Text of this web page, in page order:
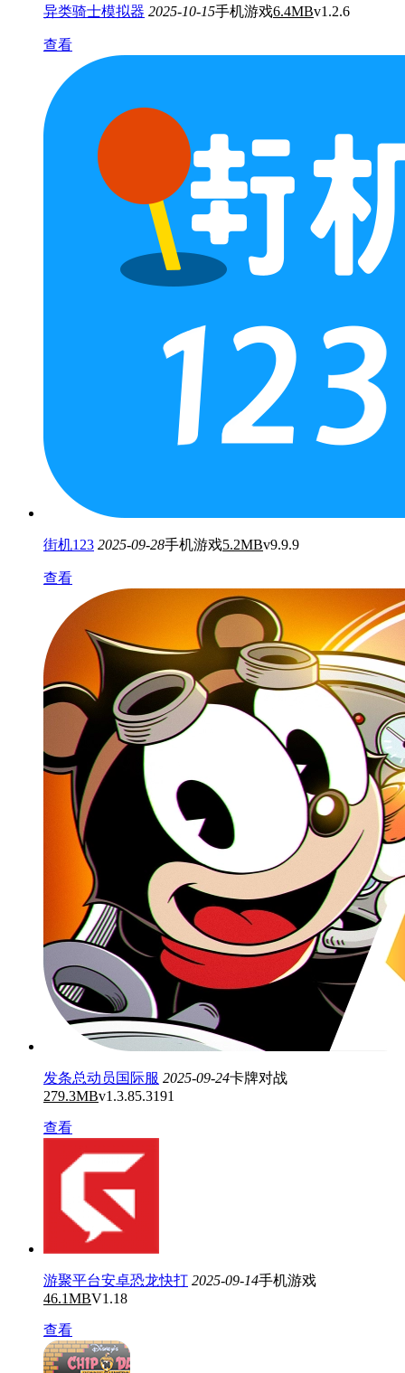
异类骑士模拟器 2025-10-15手机游戏6.4MBv1.2.6
查看
街机123 2025-09-28手机游戏5.2MBv9.9.9
查看
发条总动员国际服 2025-09-24卡牌对战
279.3MBv1.3.85.3191
查看
游聚平台安卓恐龙快打 2025-09-14手机游戏
46.1MBV1.18
查看